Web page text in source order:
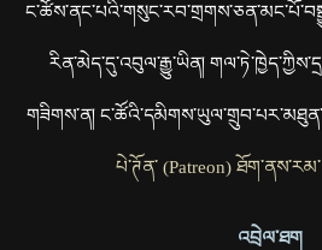
རིན་མེད་དུ་འབུལ་རྒྱུ་ཡིན།
གཟིགས་ན།
པེ་ཊོན་ (Patreon)
འབྲེལ་ཐག